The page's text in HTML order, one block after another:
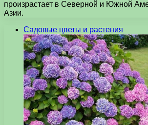
произрастает в Северной и Южной
Азии.
Садовые цветы и растения